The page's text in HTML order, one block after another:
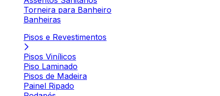
Torneira para Banheiro
Banheiras
Pisos e Revestimentos
Pisos Vinílicos
Piso Laminado
Pisos de Madeira
Painel Ripado